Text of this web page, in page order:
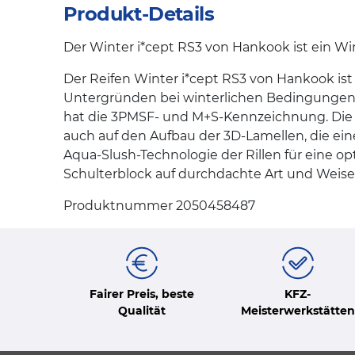
Produkt-Details
Der Winter i*cept RS3 von Hankook ist ein
Der Reifen Winter i*cept RS3 von Hankook
Untergründen bei winterlichen
hat die 3PMSF- und M+S-Kennzeichnung.
auch auf den Aufbau der 3D-Lamellen, die
Aqua-Slush-Technologie der Rillen für eine
Schulterblock auf durchdachte Art und
Produktnummer 2050458487
Fairer Preis, beste
Qualität
KFZ-
Meisterwerkstätten